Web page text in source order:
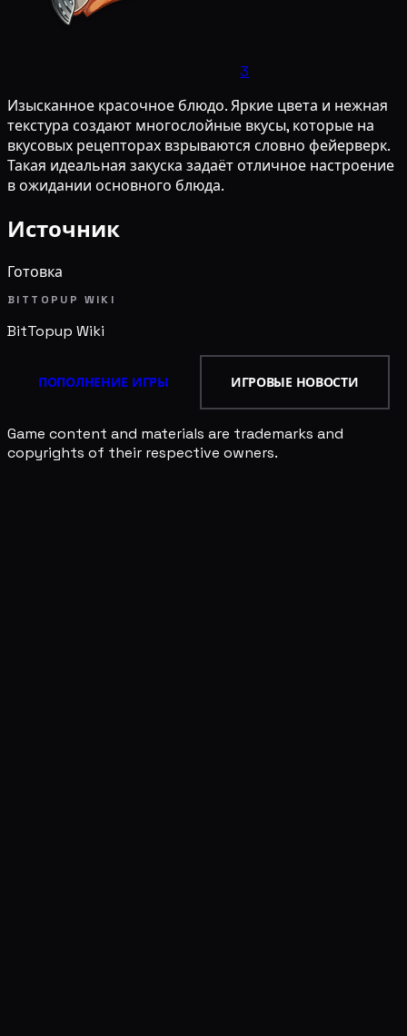
3
Изысканное красочное блюдо. Яркие цвета и нежная
текстура создают многослойные вкусы, которые на
вкусовых рецепторах взрываются словно фейерверк.
Такая идеальная закуска задаёт отличное настроение
в ожидании основного блюда.
Источник
Готовка
BITTOPUP WIKI
BitTopup Wiki
ПОПОЛНЕНИЕ ИГРЫ ИГРОВЫЕ НОВОСТИ
Game content and materials are trademarks and
copyrights of their respective owners.